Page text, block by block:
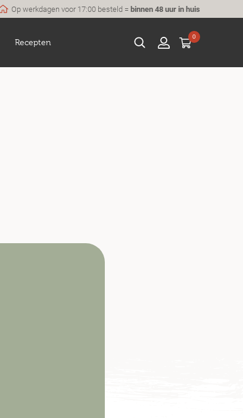
Op werkdagen voor 17:00 besteld =binnen 48 uur in huis
Recepten
0